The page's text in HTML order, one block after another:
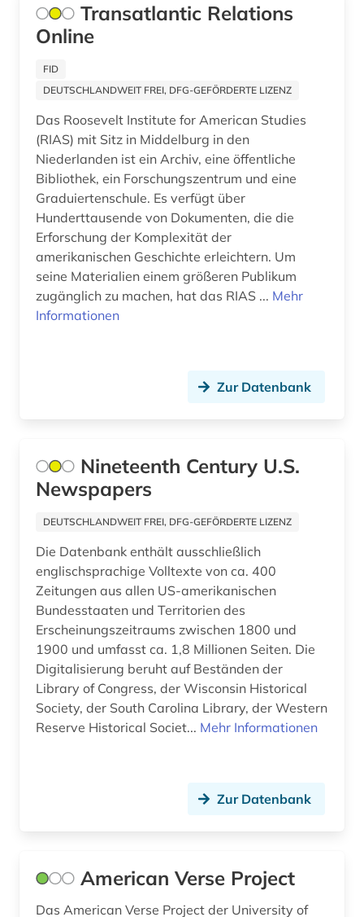
musik (1)
nachrichtensendung (1)
nachschlagewerk (1)
naher osten (1)
nanotechnologie (1)
nanowissenschaft (1)
national institute for newman studies (1)
nationalsozialismus (1)
niederlande (1)
online-publikation (5)
online-vorlesung (1)
open access (1)
oral history (1)
orientalistik (1)
ozeanien (1)
palästina (1)
Transatlantic Relations
Online
FID
DEUTSCHLANDWEIT FREI, DFG-GEFÖRDERTE LIZENZ
Das Roosevelt Institute for American Studies
(RIAS) mit Sitz in Middelburg in den
Niederlanden ist ein Archiv, eine öffentliche
Bibliothek, ein Forschungszentrum und eine
Graduiertenschule. Es verfügt über
Hunderttausende von Dokumenten, die die
Erforschung der Komplexität der
amerikanischen Geschichte erleichtern. Um
seine Materialien einem größeren Publikum
zugänglich zu machen, hat das RIAS ... Mehr
Informationen
Zur Datenbank
Nineteenth Century U.S.
Newspapers
DEUTSCHLANDWEIT FREI, DFG-GEFÖRDERTE LIZENZ
Die Datenbank enthält ausschließlich
englischsprachige Volltexte von ca. 400
Zeitungen aus allen US-amerikanischen
Bundesstaaten und Territorien des
Erscheinungszeitraums zwischen 1800 und
1900 und umfasst ca. 1,8 Millionen Seiten. Die
Digitalisierung beruht auf Beständen der
Library of Congress, der Wisconsin Historical
Society, der South Carolina Library, der Western
Reserve Historical Societ... Mehr Informationen
Zur Datenbank
American Verse Project
Das American Verse Project der University of